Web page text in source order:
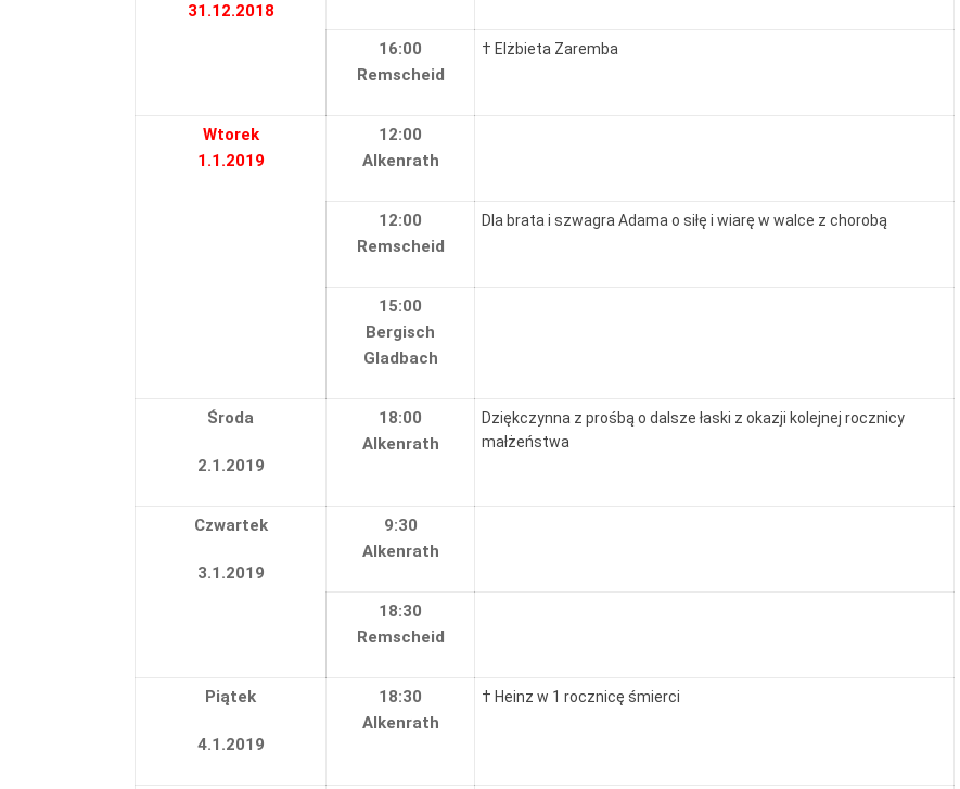
31.12.2018
16:00
Remscheid
† Elżbieta Zaremba
Wtorek
1.1.2019
12:00
Alkenrath
12:00
Remscheid
Dla brata i szwagra Adama o siłę i wiarę w walce z chorobą
15:00
Bergisch
Gladbach
Środa
2.1.2019
18:00
Alkenrath
Dziękczynna z prośbą o dalsze łaski z okazji kolejnej rocznicy
małżeństwa
Czwartek
3.1.2019
9:30
Alkenrath
18:30
Remscheid
Piątek
4.1.2019
18:30
Alkenrath
† Heinz w 1 rocznicę śmierci